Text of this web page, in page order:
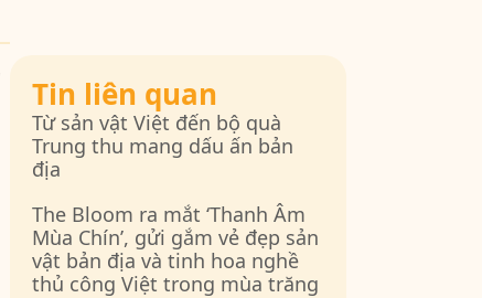
Tin liên quan
Từ sản vật Việt đến bộ quà
Trung thu mang dấu ấn bản
địa
The Bloom ra mắt ‘Thanh Âm
Mùa Chín’, gửi gắm vẻ đẹp sản
vật bản địa và tinh hoa nghề
thủ công Việt trong mùa trăng